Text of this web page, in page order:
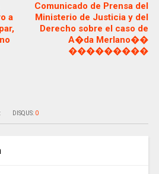
a
Comunicado de Prensa del
Ministerio de Justicia y del
Derecho sobre el caso de
A�da Merlano��
���������
DISQUS: 0